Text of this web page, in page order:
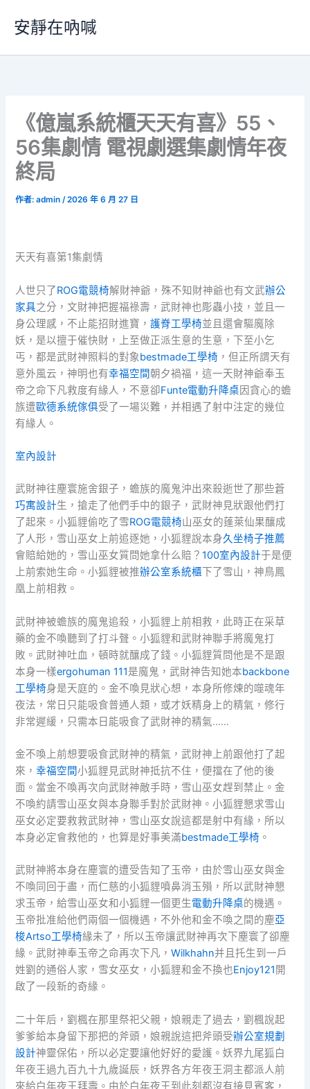
要
安靜在吶喊
《億嵐系統櫃天天有喜》55、
56集劇情 電視劇選集劇情年夜
終局
作者:admin/2026 年 6 月 27 日
天天有喜第1集劇情
人世只了ROG電競椅解財神爺，殊不知財神爺也有文武辦公
家具之分，文財神把握福祿壽，武財神也彫蟲小技，並且一
身公理感，不止能招財進寶，護脊工學椅並且還會驅魔除
妖，是以擅于催快財，上至做正派生意的生意，下至小乞
丐，都是武財神照料的對象bestmade工學椅 ，但正所謂天有
意外風云，神明也有幸福空間朝夕禍福，這一天財神爺奉玉
帝之命下凡救度有緣人，不意卻Funte電動升降桌因貪心的蟾
族遭歐德系統傢俱受了一場災難，并相遇了射中注定的幾位
有緣人。
室內設計
武財神往塵寰施舍銀子，蟾族的魔鬼沖出來殺逝世了那些蒼
巧寓設計生，搶走了他們手中的銀子，武財神見狀跟他們打
了起來。小狐貍偷吃了雪ROG電競椅山巫女的蓬萊仙果釀成
了人形，雪山巫女上前追逐她，小狐貍說本身久坐椅子推薦
會賠給她的，雪山巫女質問她拿什么賠？100室內設計于是便
上前索她生命。小狐貍被推辦公室系統櫃下了雪山，神鳥鳳
凰上前相救。
武財神被蟾族的魔鬼追殺，小狐貍上前相救，此時正在采草
藥的金不喚聽到了打斗聲。小狐貍和武財神聯手將魔鬼打
敗。武財神吐血，頓時就釀成了錢。小狐貍質問他是不是跟
本身一樣ergohuman 111是魔鬼，武財神告知她本backbone
工學椅身是天庭的。金不喚見狀心想，本身所修煉的噬魂年
夜法，常日只能吸食普通人類，或才妖精身上的精氣，修行
非常遲緩，只需本日能吸食了武財神的精氣……
金不喚上前想要吸食武財神的精氣，武財神上前跟他打了起
來，幸福空間小狐貍見武財神抵抗不住，便擋在了他的後
面。當金不喚再次向武財神敵手時，雪山巫女趕到禁止。金
不喚約請雪山巫女與本身聯手對於武財神。小狐貍懇求雪山
巫女必定要救救武財神，雪山巫女說這都是射中有緣，所以
本身必定會救他的，也算是好事美滿bestmade工學椅 。
武財神將本身在塵寰的遭受告知了玉帝，由於雪山巫女與金
不喚同回于盡，而仁慈的小狐貍噴鼻消玉殞，所以武財神懇
求玉帝，給雪山巫女和小狐貍一個更生電動升降桌的機遇。
玉帝批准給他們兩個一個機遇，不外他和金不喚之間的塵亞
梭Artso工學椅緣未了，所以玉帝讓武財神再次下塵寰了卻塵
緣。武財神奉玉帝之命再次下凡，Wilkhahn并且托生到一戶
姓劉的通俗人家，雪女巫女，小狐貍和金不換也Enjoy121 開
啟了一段新的奇緣。
二十年后，劉楓在那里祭祀父親，娘親走了過去，劉楓說起
爹爹給本身留下那把的斧頭，娘親說這把斧頭受辦公室規劃
設計神靈保佑，所以必定要讓他好好的愛護。妖界九尾狐白
年夜王過九百九十九歲誕辰，妖界各方年夜王洞主都派人前
來給白年夜王拜壽。由於白年夜王到此刻都沒有接見賓客，